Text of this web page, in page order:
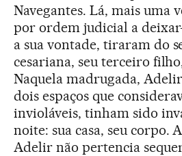
Navegantes. Lá, mais uma
por ordem judicial a
a sua vontade, tiraram do
cesariana, seu terceiro
Naquela madrugada,
dois espaços que
invioláveis, tinham sido
noite: sua casa, seu corpo.
Adelir não pertencia